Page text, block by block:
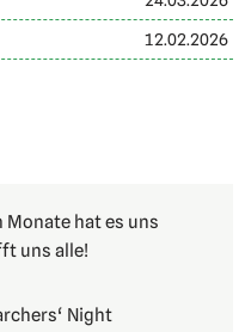
Monate hat es uns
uns alle!
Night
12.02.2026